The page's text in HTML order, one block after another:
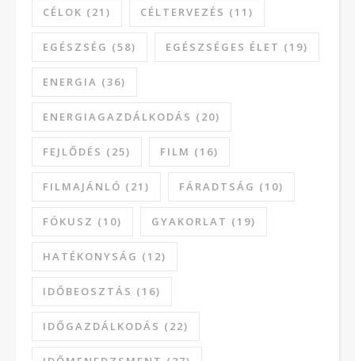
CÉLOK (21) CÉLTERVEZÉS (11)
EGÉSZSÉG (58) EGÉSZSÉGES ÉLET (19)
ENERGIA (36)
ENERGIAGAZDÁLKODÁS (20)
FEJLŐDÉS (25) FILM (16)
FILMAJÁNLÓ (21) FÁRADTSÁG (10)
FÓKUSZ (10) GYAKORLAT (19)
HATÉKONYSÁG (12)
IDŐBEOSZTÁS (16)
IDŐGAZDÁLKODÁS (22)